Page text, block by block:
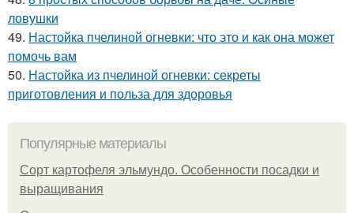
ловушки
49. Настойка пчелиной огневки: что это и как она может
помочь вам
50. Настойка из пчелиной огневки: секреты
приготовления и польза для здоровья
Популярные материалы
Сорт картофеля эльмундо. Особенности посадки и
выращивания